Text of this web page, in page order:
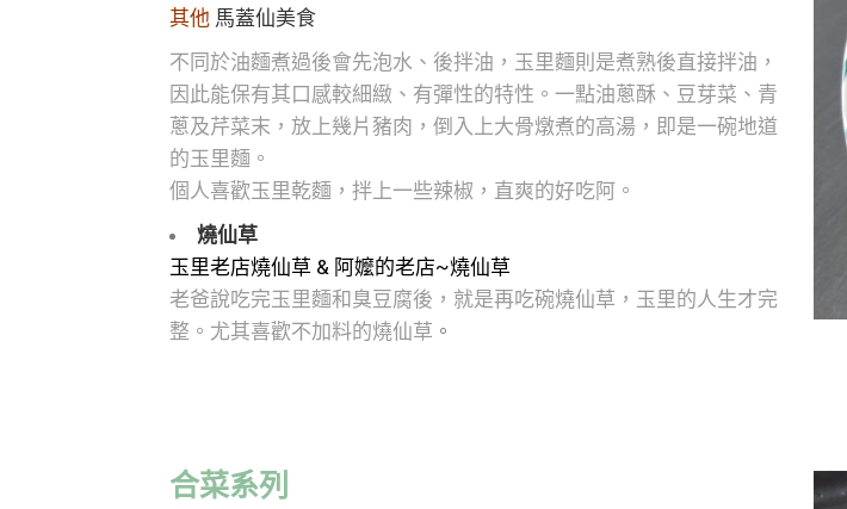
其他 馬蓋仙美食
不同於油麵煮過後會先泡水、後拌油， 玉里麵則是煮熟後直接拌油，
因此能保有其口感較細緻、有彈性的特性。一點油蔥酥、豆芽菜、青
蔥及芹菜末，放上幾片豬肉，倒入上大骨燉煮的高湯，即是一碗地道
的玉里麵。
個人喜歡玉里乾麵，拌上一些辣椒，直爽的好吃阿。
燒仙草
玉里老店燒仙草 & 阿嬤的老店~燒仙草
老爸說吃完玉里麵和臭豆腐後，就是再吃碗燒仙草，玉里的人生才完
整。尤其喜歡不加料的燒仙草 。
合菜系列